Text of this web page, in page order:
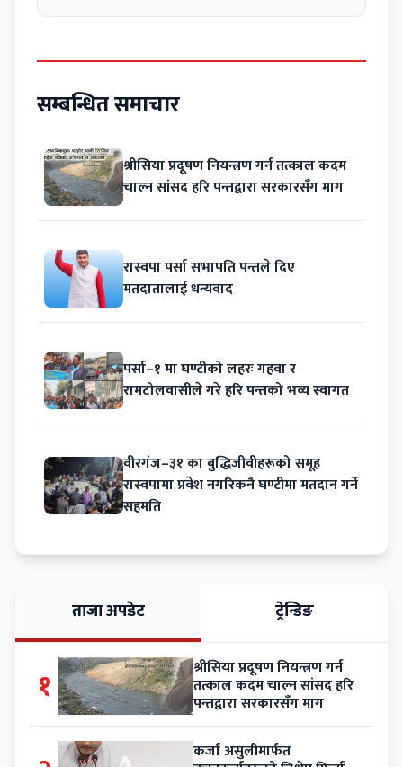
सम्बन्धित समाचार
श्रीसिया प्रदूषण नियन्त्रण गर्न तत्काल कदम
चाल्न सांसद हरि पन्तद्वारा सरकारसँग माग
रास्वपा पर्सा सभापति पन्तले दिए
मतदातालाई धन्यवाद
पर्सा–१ मा घण्टीको लहरः गहवा र
रामटोलवासीले गरे हरि पन्तको भव्य स्वागत
वीरगंज–३१ का बुद्धिजीवीहरूको समूह
रास्वपामा प्रवेश नगरिकनै घण्टीमा मतदान गर्ने
सहमति
ताजा अपडेट ट्रेन्डिङ
१ श्रीसिया प्रदूषण नियन्त्रण गर्न
तत्काल कदम चाल्न सांसद हरि
पन्तद्वारा सरकारसँग माग
कर्जा असुलीमार्फत